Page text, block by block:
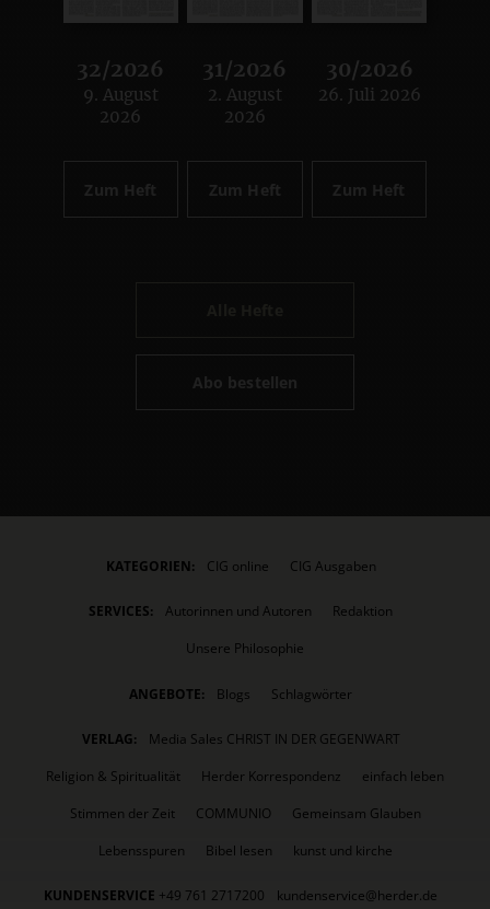
32/2026
:
9. August
2026
Zum Heft
31/2026
:
2. August
2026
Zum Heft
30/2026
:
26. Juli 2026
Zum Heft
Abo bestellen
KATEGORIEN: CIG online CIG Ausgaben
SERVICES: Autorinnen und Autoren
Redaktion
Unsere Philosophie
ANGEBOTE: Blogs Schlagwörter
VERLAG:
Media Sales CHRIST IN DER GEGENWART
Religion & Spiritualität
Herder Korrespondenz
einfach leben
Stimmen der Zeit
COMMUNIO
Gemeinsam Glauben
Lebensspuren
Bibel lesen kunst und kirche
KUNDENSERVICE +49 761 2717200
kundenservice@herder.de